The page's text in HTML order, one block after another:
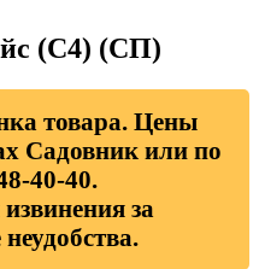
(С4) (СП)
товара. Цены
Садовник или по
40-40.
за